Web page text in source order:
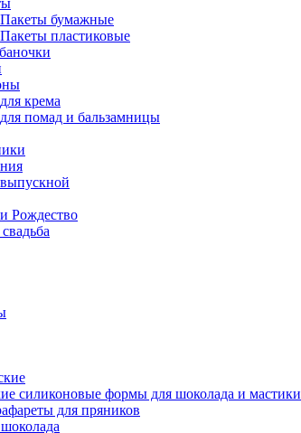
Пакеты бумажные
Пакеты пластиковые
крема
помад и бальзамницы
выпускной
Рождество
силиконовые формы для шоколада и мастики
для пряников